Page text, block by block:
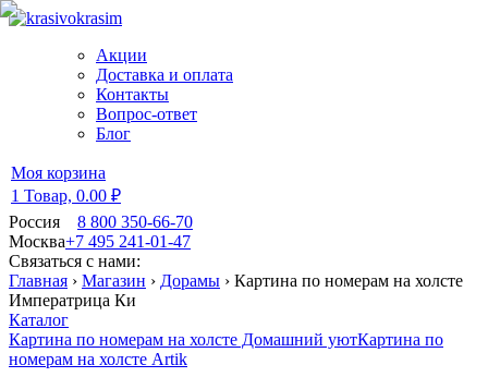
Акции
Доставка и оплата
Контакты
Вопрос-ответ
Блог
Моя корзина
1 Товар, 0.00 ₽
Россия
8 800 350-66-70
Москва+7 495 241-01-47
Связаться с нами:
Главная › Магазин › Дорамы › Картина по номерам на холсте
Императрица Ки
Каталог
Картина по номерам на холсте Домашний уютКартина по
номерам на холсте Artik